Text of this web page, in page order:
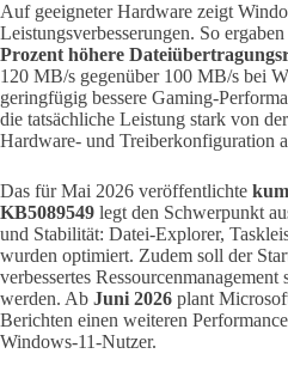
Auf geeigneter Hardware zeigt
Leistungsverbesserungen. So ergaben
Prozent höhere
120 MB/s gegenüber 100 MB/s bei
geringfügig bessere Gaming-
die tatsächliche Leistung stark von
Hardware- und Treiberkonfiguration
Das für Mai 2026 veröffentlichte
KB5089549 legt den Schwerpunkt
und Stabilität: Datei-Explorer,
wurden optimiert. Zudem soll der
verbessertes Ressourcenmanagement
werden. Ab Juni 2026 plant
Berichten einen weiteren
Windows-11-Nutzer.